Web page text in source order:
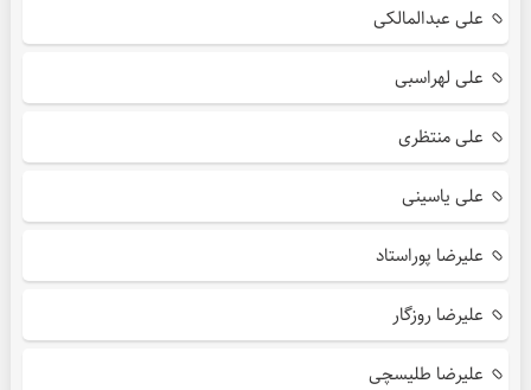
علی عبدالمالکی
علی لهراسبی
علی منتظری
علی یاسینی
علیرضا پوراستاد
علیرضا روزگار
علیرضا طلیسچی